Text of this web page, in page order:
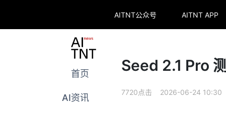
AITNT公众号 AITNT APP
首页
AI资讯
Seed 2.1 Pro
7720点击 2026-06-24 10:30